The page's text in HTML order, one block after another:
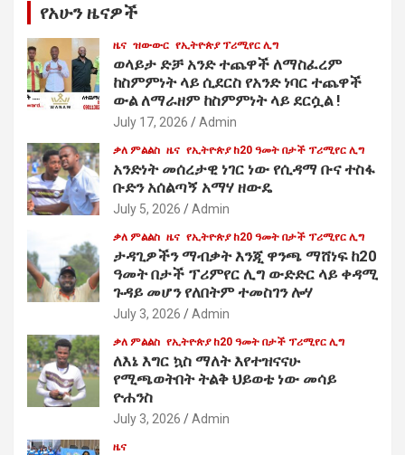
የአሁን ዜናዎች
ዜና ዝውውር የኢትዮጵያ ፕሪሚየር ሊግ
ወላይታ ድቻ አንድ ተጨዋች ለማስፈረም
ከስምምነት ላይ ሲደርስ የአንድ ነባር ተጨዋች
ውል ለማራዘም ከስምምነት ላይ ደርሷል !
July 17, 2026 Admin
ቃለ ምልልስ ዜና የኢትዮጵያ ከ20 ዓመት በታች ፕሪሚየር ሊግ
አንድነት መሰረታዊ ነገር ነው የሲዳማ ቡና ተስፋ
ቡድን አሰልጣኝ አማሃ ዘውዴ
July 5, 2026 Admin
ቃለ ምልልስ ዜና የኢትዮጵያ ከ20 ዓመት በታች ፕሪሚየር ሊግ
ታዳጊዎችን ማብቃት እንጂ ዋንጫ ማሸነፍ ከ20
ዓመት በታች ፕሪምየር ሊግ ውድድር ላይ ቀዳሚ
ጉዳይ መሆን የለበትም ተመስገን ሎሃ
July 3, 2026 Admin
ቃለ ምልልስ የኢትዮጵያ ከ20 ዓመት በታች ፕሪሚየር ሊግ
ለእኔ እግር ኳስ ማለት እየተዝናናሁ
የሚጫወትበት ትልቅ ህይወቴ ነው መሳይ
ዮሐንስ
July 3, 2026 Admin
ዜና